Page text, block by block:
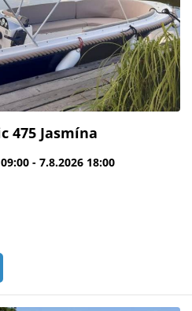
475 Jasmína
- 7.8.2026 18:00